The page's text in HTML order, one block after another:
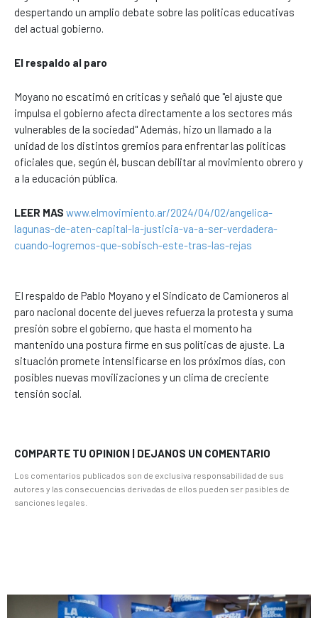
despertando un amplio debate sobre las políticas educativas
del actual gobierno.
El respaldo al paro
Moyano no escatimó en críticas y señaló que "el ajuste que
impulsa el gobierno afecta directamente a los sectores más
vulnerables de la sociedad" Además, hizo un llamado a la
unidad de los distintos gremios para enfrentar las políticas
oficiales que, según él, buscan debilitar al movimiento obrero y
a la educación pública.
LEER MAS www.elmovimiento.ar/2024/04/02/angelica-
lagunas-de-aten-capital-la-justicia-va-a-ser-verdadera-
cuando-logremos-que-sobisch-este-tras-las-rejas
El respaldo de Pablo Moyano y el Sindicato de Camioneros al
paro nacional docente del jueves refuerza la protesta y suma
presión sobre el gobierno, que hasta el momento ha
mantenido una postura firme en sus políticas de ajuste. La
situación promete intensificarse en los próximos días, con
posibles nuevas movilizaciones y un clima de creciente
tensión social.
COMPARTE TU OPINION | DEJANOS UN COMENTARIO
Los comentarios publicados son de exclusiva responsabilidad de sus
autores y las consecuencias derivadas de ellos pueden ser pasibles de
sanciones legales.